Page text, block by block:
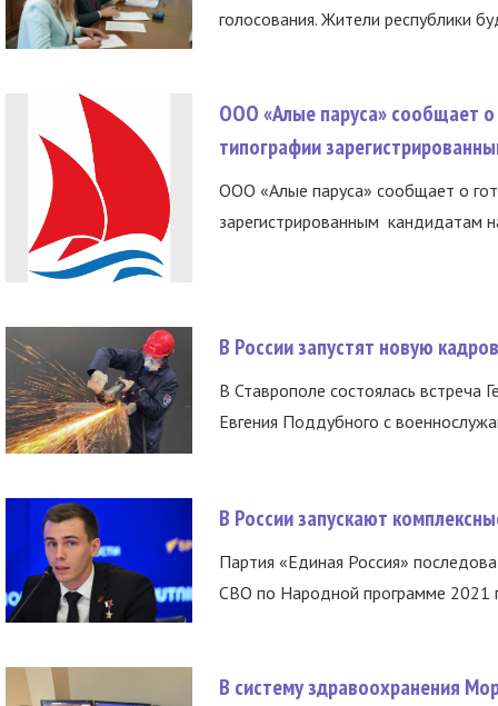
голосования. Жители республики
ООО «Алые паруса» сообщает о
типографии
ООО «Алые паруса» сообщает о
зарегистрированным кандидатам
В России запустят новую
В Ставрополе состоялась встреча
Евгения Поддубного с
В России запускают
Партия «Единая Россия»
СВО по Народной программе 2021
В систему здравоохранения